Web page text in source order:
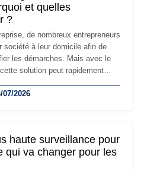
et quelles
?
de nombreux entrepreneurs
société à leur domicile afin de
les démarches. Mais avec le
solution peut rapidement
de marque… Le
07/2026
haute surveillance pour
qui va changer pour les